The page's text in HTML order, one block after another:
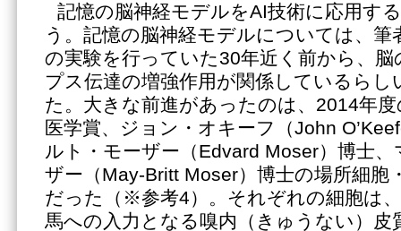
記憶の脳神経モデルをAI技術に応用す
う。記憶の脳神経モデルについては、筆
の実験を行っていた30年近く前から、
プス伝達の増強作用が関係しているら
た。大きな前進があったのは、2014年
医学賞、ジョン・オキーフ（John
ルト・モーザー（Edvard Moser）博士
ザー（May-Britt Moser）博士の場所細胞
だった（※参考4）。それぞれの細胞は
馬への入力となる嗅内（きゅうない）皮